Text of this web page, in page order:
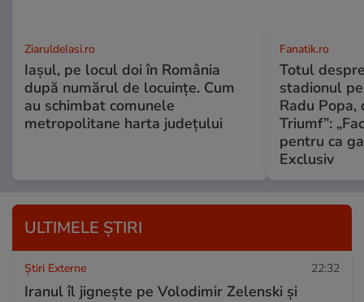
ZiaruldeIasi.ro
Iașul, pe locul doi în România
după numărul de locuințe. Cum
au schimbat comunele
metropolitane harta județului
Fanatik.ro
Totul
stadionul
Radu Popa,
Triumf”:
pentru ca
Exclusiv
ULTIMELE ȘTIRI
Știri Externe 22:32
Iranul îl jignește pe Volodimir Zelenski și